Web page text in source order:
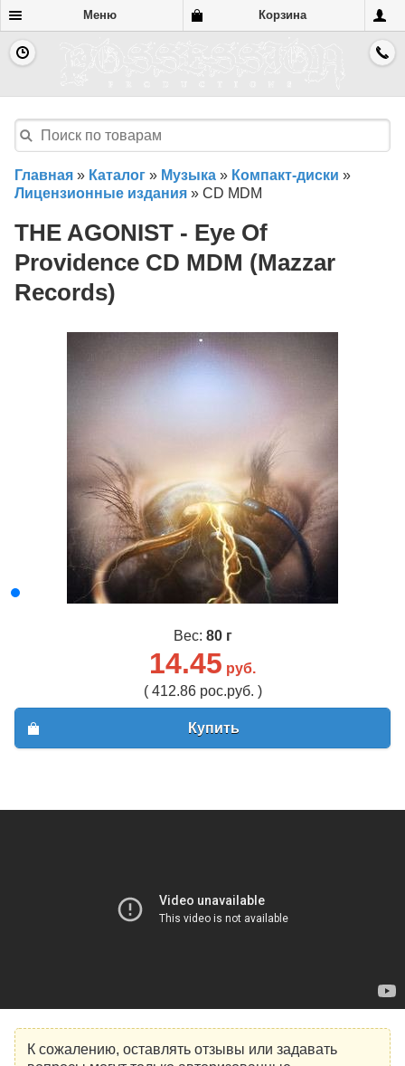
Меню Корзина
Главная » Каталог » Музыка » Компакт-диски »
Лицензионные издания » CD MDM
THE AGONIST - Eye Of
Providence CD MDM (Mazzar
Records)
Вес: 80 г
14.45 руб.
( 412.86 рос.руб. )
Купить
К сожалению, оставлять отзывы или задавать